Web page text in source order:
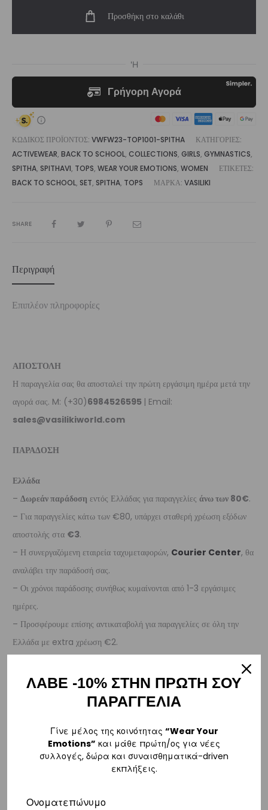
|
Προσθήκη στο καλάθι
ΚΩΔΙΚΌΣ ΠΡΟΪΌΝΤΟΣ: VWFW23-TOP1001-SPITHA
ΚΑΤΗΓΟΡΊΕΣ:
ACTIVEWEAR, BACK TO SCHOOL, COLLECTIONS, GIRLS, GYMNASTICS,
SPITHA, SPITHAVI, TOPS, WEAR YOUR EMOTIONS, WOMEN
ΕΤΙΚΈΤΕΣ:
BACK TO SCHOOL, SET, SPITHA, TOPS ΜΆΡΚΑ: VASILIKI
SHARE
Περιγραφή
Επιπλέον πληροφορίες
ΑΠΟΣΤΟΛΗ
Η παραγγελία σας θα αποσταλεί την πρώτη εργάσιμη ημέρα μετά την
αγορά σας. M: (+30)6984526595 | Email:
sales@vasilikiworld.com
ΠΑΡΑΔΟΣΗ
Ελλάδα
– Δωρεάν παράδοση εντός Ελλάδας για παραγγελίες άνω των 80€.
– Για παραγγελίες κάτω των €80, υπάρχει σταθερή χρέωση εξόδων
αποστολής στα €3.
– Η συνεργαζόμενη εταιρεία ταχυμεταφορών, Courier Center, θα
αναλάβει την παράδοσή σας.
– Οι χρόνοι παράδοσης συνήθως κυμαίνονται από 1-3 εργάσιμες
ημέρες.
– Προσφέρουμε επίσης αντικαταβολή για παραγγελίες σε όλη την
Ελλάδα με extra χρέωση €2.
– Τα έξοδα αποστολής για Κύπρο είναι στα€16.
– Η συνεργαζόμενη εταιρεία ταχυμεταφορών,Aramex
την παράδοσή σας.
– Οι χρόνοι παράδοσης κυμαίνονται συνήθως από 2-7 εργάσιμες
ΛΑΒΕ -10% ΣΤΗΝ ΠΡΩΤΗ ΣΟΥ
ΠΑΡΑΓΓΕΛΙΑ
Γίνε μέλος της κοινότητας “Wear Your
Emotions” και μάθε πρώτη/ος για νέες
συλλογές, δώρα και συναισθηματικά-driven
εκπλήξεις.
Ονοματεπώνυμο